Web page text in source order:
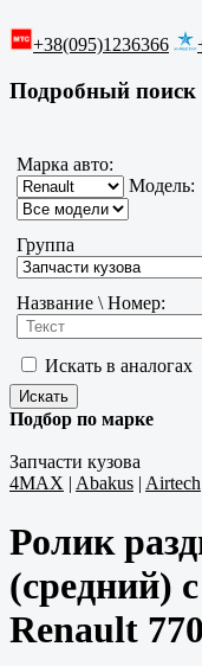
+38(095)1236366
Подробный поиск
Марка авто:
Модель:
Группа
Название \ Номер:
Искать в аналогах
Подбор по марке
Запчасти кузова
4MAX | Abakus | Airtech
Ролик
(средний)
Renault